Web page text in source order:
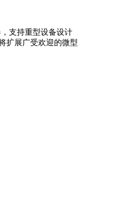
支持重型设备设计
扩展广受欢迎的微型